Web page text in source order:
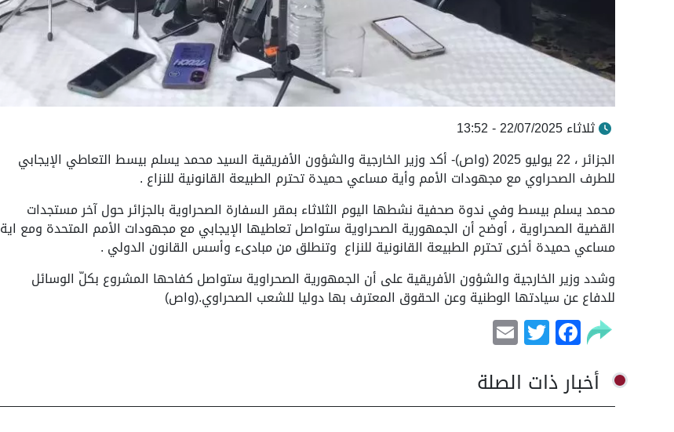
ثلاثاء 22/07/2025 - 13:52
الجزائر ، 22 يوليو 2025 (واص)- أكد وزير الخارجية والشؤون الأفريقية السيد محمد يسلم بيسط التعاطي الإيجابي
للطرف الصحراوي مع مجهودات الأمم وأية مساعي حميدة تحترم الطبيعة القانونية للنزاع .
محمد يسلم بيسط وفي ندوة صحفية نشطها اليوم الثلاثاء بمقر السفارة الصحراوية بالجزائر حول آخر مستجدات
القضية الصحراوية ، أوضح أن الجمهورية الصحراوية ستواصل تعاطيها الإيجابي مع مجهودات الأمم المتحدة ومع اية
مساعي حميدة أخرى تحترم الطبيعة القانونية للنزاع وتنطلق من مبادىء وأسس القانون الدولي .
وشدد وزير الخارجية والشؤون الأفريقية على أن الجمهورية الصحراوية ستواصل كفاحها المشروع بكلّ الوسائل
للدفاع عن سيادتها الوطنية وعن الحقوق المعترف بها دوليا للشعب الصحراوي.(واص)
Facebook
Twitter
أخبار ذات الصلة